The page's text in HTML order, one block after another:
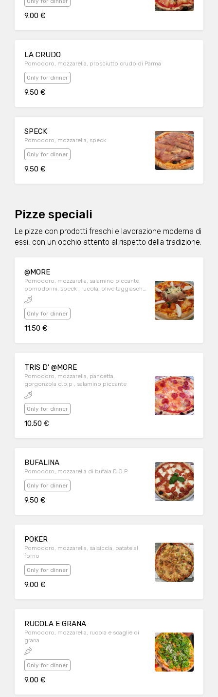
9.00 €
LA CRUDO
Pomodoro, mozzarella, prosciutto crudo di Parma
Only for dinner
9.50 €
SPECK
Pomodoro, mozzarella, speck
Only for dinner
9.50 €
Pizze speciali
Le pizze con prodotti freschi e lavorazione moderna di
essi, con un occhio attento al rispetto della tradizione.
@MORE
Pomodoro, mozzarella, salamino piccante,
pomodorini, speck , rucola, olive taggiasche,
scaglie di grana, bufala post cottura
Only for dinner
11.50 €
TRIS D’ @MORE
Pomodoro, mozzarella, pancetta,
gorgonzola d.o.p , salamino piccante
Only for dinner
10.50 €
BUFALINA
Pomodoro, mozzarella di bufala D.O.P.
Only for dinner
9.50 €
POKER
Pomodoro, mozzarella, salsiccia, patate al
forno
Only for dinner
9.00 €
RUCOLA E GRANA
Pomodoro, mozzarella, rucola e scaglie di
grana
Only for dinner
9.00 €